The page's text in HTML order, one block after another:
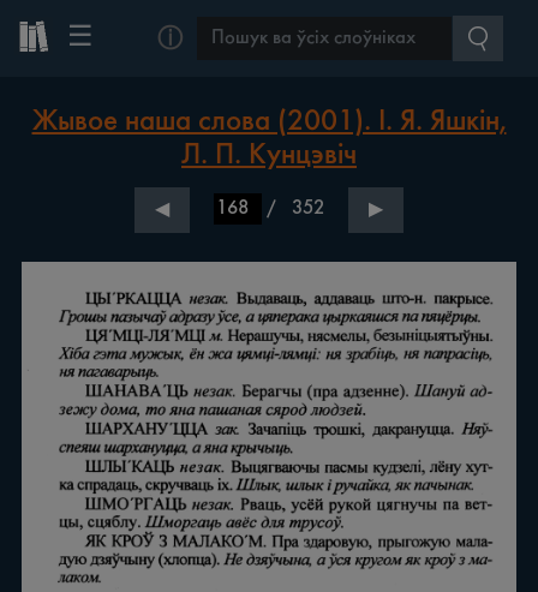
☰ ⓘ
Жывое наша слова (2001). І. Я. Яшкін,
Л. П. Кунцэвіч
◀ / 352 ▶